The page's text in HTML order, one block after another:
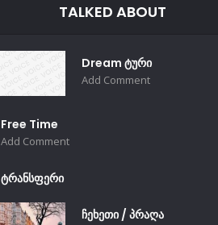
TALKED ABOUT
Dream ტური
Add Comment
Free Time
Add Comment
ტრანსფერი
ჩეხეთი / პრაღა